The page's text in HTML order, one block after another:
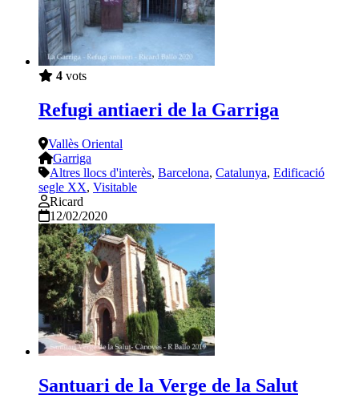
4 vots
Refugi antiaeri de la Garriga
Vallès Oriental
Garriga
Altres llocs d'interès, Barcelona, Catalunya, Edificació
segle XX, Visitable
Ricard
12/02/2020
Santuari de la Verge de la Salut